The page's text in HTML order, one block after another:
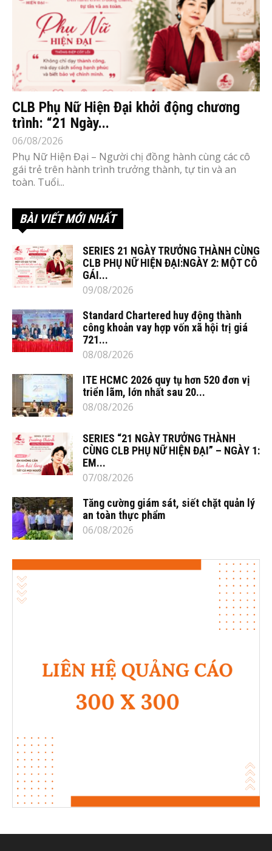
CLB Phụ Nữ Hiện Đại khởi động chương
trình: “21 Ngày...
06/08/2026
Phụ Nữ Hiện Đại – Người chị đồng hành cùng các cô
gái trẻ trên hành trình trưởng thành, tự tin và an
toàn. Tuổi...
BÀI VIẾT MỚI NHẤT
SERIES 21 NGÀY TRƯỞNG THÀNH CÙNG
CLB PHỤ NỮ HIỆN ĐẠI:NGÀY 2: MỘT CÔ
GÁI...
09/08/2026
Standard Chartered huy động thành
công khoản vay hợp vốn xã hội trị giá
721...
08/08/2026
ITE HCMC 2026 quy tụ hơn 520 đơn vị
triển lãm, lớn nhất sau 20...
08/08/2026
SERIES “21 NGÀY TRƯỞNG THÀNH
CÙNG CLB PHỤ NỮ HIỆN ĐẠI” – NGÀY 1:
EM...
07/08/2026
Tăng cường giám sát, siết chặt quản lý
an toàn thực phẩm
06/08/2026